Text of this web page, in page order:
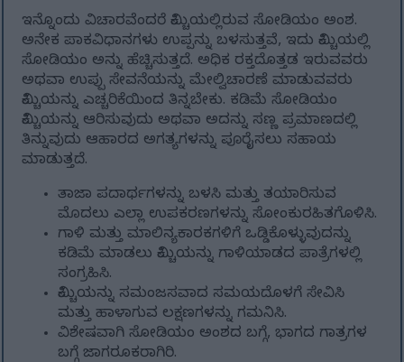
ಇನ್ನೊಂದು ವಿಚಾರವೆಂದರೆ ಕಿಮ್ಚಿಯಲ್ಲಿರುವ ಸೋಡಿಯಂ ಅಂಶ.
ಅನೇಕ ಪಾಕವಿಧಾನಗಳು ಉಪ್ಪನ್ನು ಬಳಸುತ್ತವೆ, ಇದು ಕಿಮ್ಚಿಯಲ್ಲಿ
ಸೋಡಿಯಂ ಅನ್ನು ಹೆಚ್ಚಿಸುತ್ತದೆ. ಅಧಿಕ ರಕ್ತದೊತ್ತಡ ಇರುವವರು
ಅಥವಾ ಉಪ್ಪು ಸೇವನೆಯನ್ನು ಮೇಲ್ವಿಚಾರಣೆ ಮಾಡುವವರು
ಕಿಮ್ಚಿಯನ್ನು ಎಚ್ಚರಿಕೆಯಿಂದ ತಿನ್ನಬೇಕು. ಕಡಿಮೆ ಸೋಡಿಯಂ
ಕಿಮ್ಚಿಯನ್ನು ಆರಿಸುವುದು ಅಥವಾ ಅದನ್ನು ಸಣ್ಣ ಪ್ರಮಾಣದಲ್ಲಿ
ತಿನ್ನುವುದು ಆಹಾರದ ಅಗತ್ಯಗಳನ್ನು ಪೂರೈಸಲು ಸಹಾಯ
ಮಾಡುತ್ತದೆ.
ತಾಜಾ ಪದಾರ್ಥಗಳನ್ನು ಬಳಸಿ ಮತ್ತು ತಯಾರಿಸುವ
ಮೊದಲು ಎಲ್ಲಾ ಉಪಕರಣಗಳನ್ನು ಸೋಂಕುರಹಿತಗೊಳಿಸಿ.
ಗಾಳಿ ಮತ್ತು ಮಾಲಿನ್ಯಕಾರಕಗಳಿಗೆ ಒಡ್ಡಿಕೊಳ್ಳುವುದನ್ನು
ಕಡಿಮೆ ಮಾಡಲು ಕಿಮ್ಚಿಯನ್ನು ಗಾಳಿಯಾಡದ ಪಾತ್ರೆಗಳಲ್ಲಿ
ಸಂಗ್ರಹಿಸಿ.
ಕಿಮ್ಚಿಯನ್ನು ಸಮಂಜಸವಾದ ಸಮಯದೊಳಗೆ ಸೇವಿಸಿ
ಮತ್ತು ಹಾಳಾಗುವ ಲಕ್ಷಣಗಳನ್ನು ಗಮನಿಸಿ.
ವಿಶೇಷವಾಗಿ ಸೋಡಿಯಂ ಅಂಶದ ಬಗ್ಗೆ, ಭಾಗದ ಗಾತ್ರಗಳ
ಬಗ್ಗೆ ಜಾಗರೂಕರಾಗಿರಿ.